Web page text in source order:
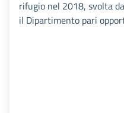
rifugio nel 2018, svolta
il Dipartimento pari